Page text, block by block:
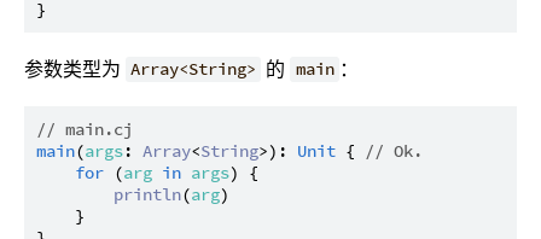
参数类型为 Array<String> 的 main ：
// main.cj
main(args: Array<String>): Unit {
// Ok.
for (arg in args) {
println(arg)
    }